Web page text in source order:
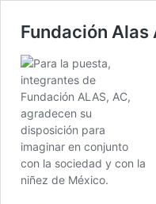
Fundación